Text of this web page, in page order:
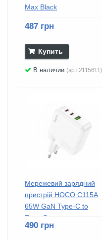
Max Black
487 грн
Купить
В наличии (арт:2115611)
Мережевий зарядний
пристрій HOCO C115A
65W GaN Type-C to
Type-C...
490 грн